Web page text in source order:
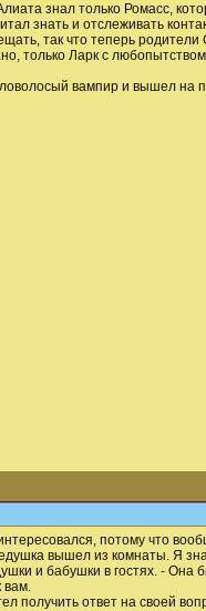
знал только Ромасс,
знать и отслеживать
так что теперь
только Ларк с
вампир и вышел на
потому что
вышел из комнаты. Я
и бабушки в гостях. -
вам.
получить ответ на своей